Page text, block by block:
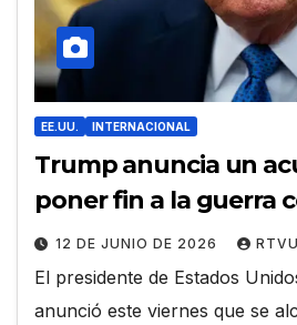
EE.UU. INTERNACIONAL
Trump anuncia un
poner fin a la guerra
12 DE JUNIO DE 2026
El presidente de Estados
anunció este viernes que se